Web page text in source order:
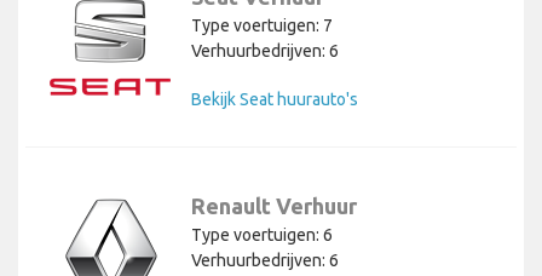
Type voertuigen: 7
Verhuurbedrijven: 6
Bekijk Seat huurauto's
Renault Verhuur
Type voertuigen: 6
Verhuurbedrijven: 6